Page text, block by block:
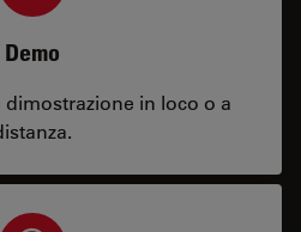
Demo
in loco o a